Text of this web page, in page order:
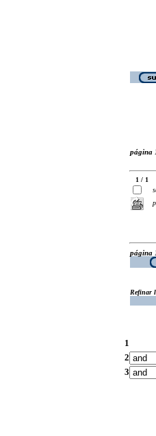
página
1 / 1
página
Refinar
1
2
3